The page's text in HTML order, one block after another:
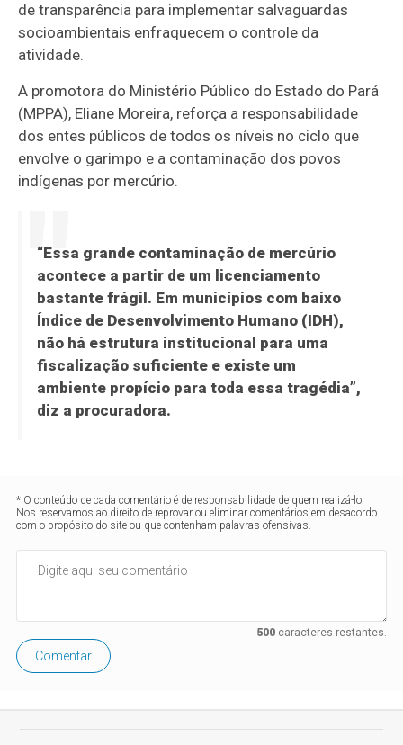
de transparência para implementar salvaguardas
socioambientais enfraquecem o controle da
atividade.
A promotora do Ministério Público do Estado do Pará
(MPPA), Eliane Moreira, reforça a responsabilidade
dos entes públicos de todos os níveis no ciclo que
envolve o garimpo e a contaminação dos povos
indígenas por mercúrio.
“Essa grande contaminação de mercúrio
acontece a partir de um licenciamento
bastante frágil. Em municípios com baixo
Índice de Desenvolvimento Humano (IDH),
não há estrutura institucional para uma
fiscalização suficiente e existe um
ambiente propício para toda essa tragédia”,
diz a procuradora.
* O conteúdo de cada comentário é de responsabilidade de quem realizá-lo.
Nos reservamos ao direito de reprovar ou eliminar comentários em desacordo
com o propósito do site ou que contenham palavras ofensivas.
500caracteres restantes.
Comentar